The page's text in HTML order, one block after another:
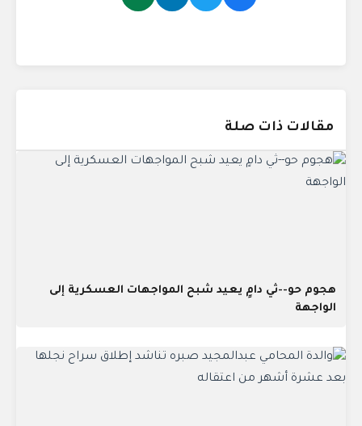
مقالات ذات صلة
هجوم حو--ثي دامٍ يعيد شبح المواجهات العسكرية إلى
الواجهة